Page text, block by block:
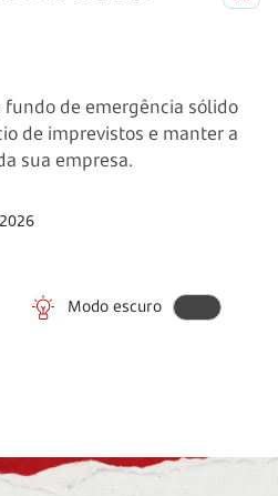
fundo de emergência sólido
de imprevistos e manter a
sua empresa.
Modo escuro